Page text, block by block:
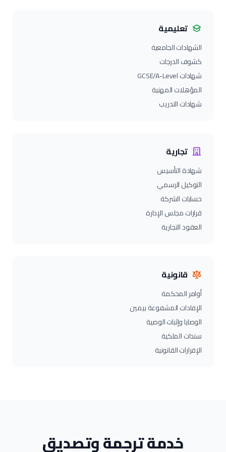
تعليمية
الشهادات الجامعية
كشوف الدرجات
شهادات GCSE/A-Level
المؤهلات المهنية
شهادات التدريب
تجارية
شهادة التأسيس
التوكيل الرسمي
حسابات الشركة
قرارات مجلس الإدارة
العقود التجارية
قانونية
أوامر المحكمة
الإفادات المشفوعة بيمين
الوصايا وإثبات الوصية
سندات الملكية
الإقرارات القانونية
خدمة ترجمة وتصديق